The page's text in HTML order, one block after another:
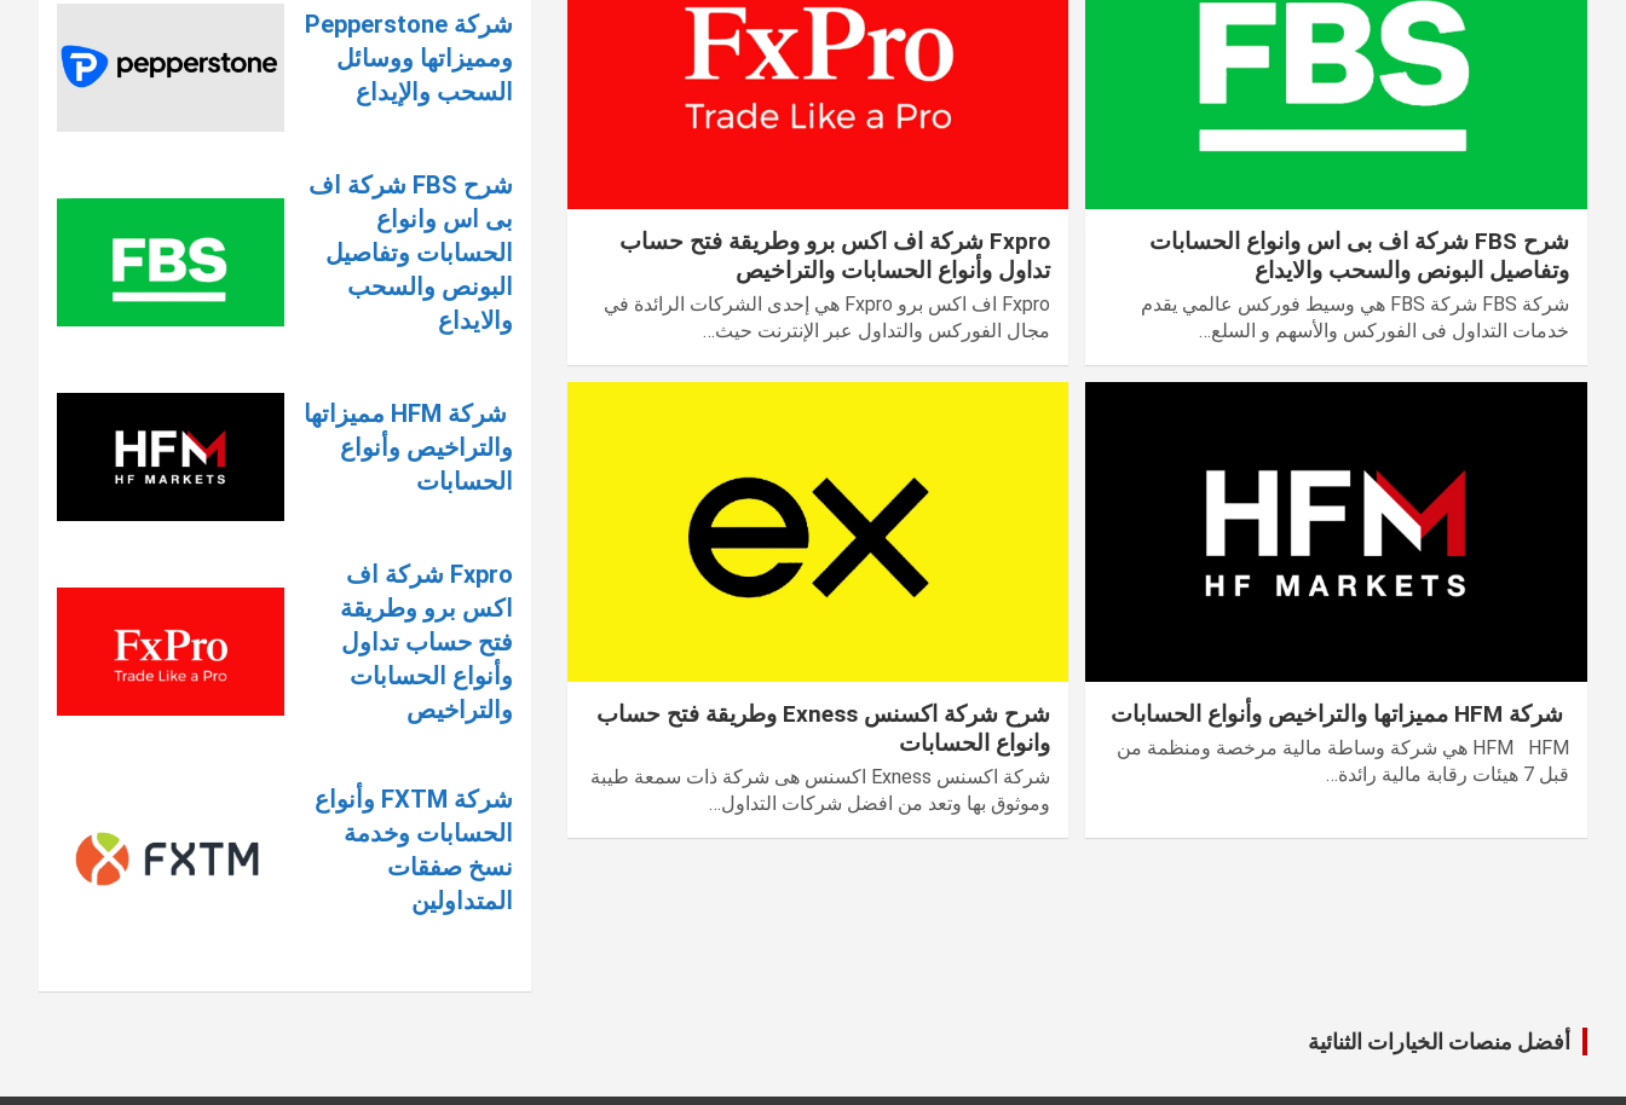
شرح FBS شركة اف بى اس وانواع الحسابات
وتفاصيل البونص والسحب والايداع
شركة FBS شركة FBS هي وسيط فوركس عالمي يقدم
خدمات التداول فى الفوركس والأسهم و السلع…
Fxpro شركة اف اكس برو وطريقة فتح حساب
تداول وأنواع الحسابات والتراخيص
Fxpro اف اكس برو Fxpro هي إحدى الشركات الرائدة في
مجال الفوركس والتداول عبر الإنترنت حيث…
شركة HFM مميزاتها والتراخيص وأنواع الحسابات
HFM HFM هي شركة وساطة مالية مرخصة ومنظمة من
قبل 7 هيئات رقابة مالية رائدة…
شرح شركة اكسنس Exness وطريقة فتح حساب
وانواع الحسابات
شركة اكسنس Exness اكسنس هى شركة ذات سمعة طيبة
وموثوق بها وتعد من افضل شركات التداول…
شركة Pepperstone
ومميزاتها ووسائل
السحب والإيداع
شرح FBS شركة اف
بى اس وانواع
الحسابات وتفاصيل
البونص والسحب
والايداع
شركة HFM مميزاتها
والتراخيص وأنواع
الحسابات
Fxpro شركة اف
اكس برو وطريقة
فتح حساب تداول
وأنواع الحسابات
والتراخيص
شركة FXTM وأنواع
الحسابات وخدمة
نسخ صفقات
المتداولين
أفضل منصات الخيارات الثنائية